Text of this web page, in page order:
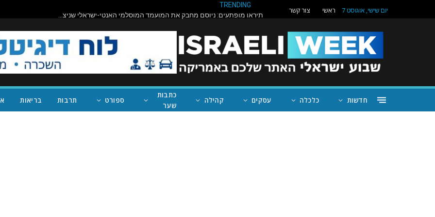
יום שישי, אוגוסט 7 ראשי צור קשר
TRENDING
תיראו מופתעים: ניוסם מחבק את המועמד המוסלמי האנטי-ישראלי שניצח במישיגן; ככה נעצור את טראמפ
חדשות כלכלה עסקים קהילה
כתבות
שער
ספורט תרבות בריאות